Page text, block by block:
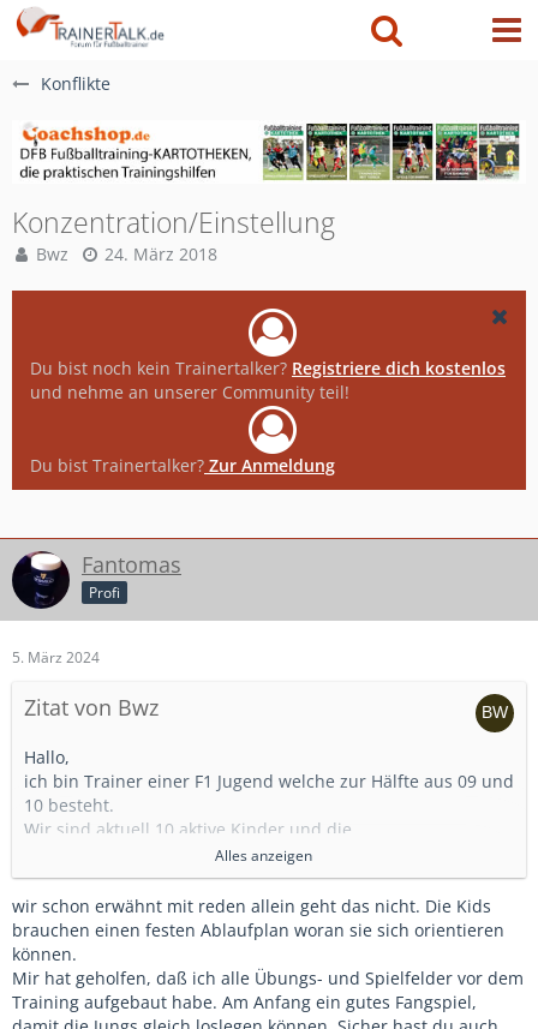
Konflikte
Konzentration/Einstellung
Bwz 24. März 2018
Du bist noch kein Trainertalker? Registriere dich kostenlos
und nehme an unserer Community teil!
Du bist Trainertalker? Zur Anmeldung
Fantomas
Profi
5. März 2024
Zitat von Bwz
Hallo,
ich bin Trainer einer F1 Jugend welche zur Hälfte aus 09 und
10 besteht.
Wir sind aktuell 10 aktive Kinder und die
Trainingsbeteiligung liegt bei ca. 90%.
Heißt von den Voraussetzungen sollte eigentlich alles
passen.
Mein Problem ist, dass die Kinder sobald diese im Spiel auf
dem Feld sind, scheinbar mit Kopf überall aber nicht beim
Fussball sind.
Unsere Gegner sind von der Technik her nicht überlegen,
Alles anzeigen
wir schon erwähnt mit reden allein geht das nicht. Die Kids
brauchen einen festen Ablaufplan woran sie sich orientieren
können.
Mir hat geholfen, daß ich alle Übungs- und Spielfelder vor dem
Training aufgebaut habe. Am Anfang ein gutes Fangspiel,